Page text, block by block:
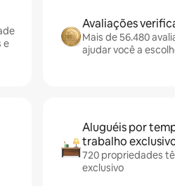
e
Avaliações
Mais de 56.480
ajudar você a
Aluguéis por
trabalho
720 propriedades
exclusivo